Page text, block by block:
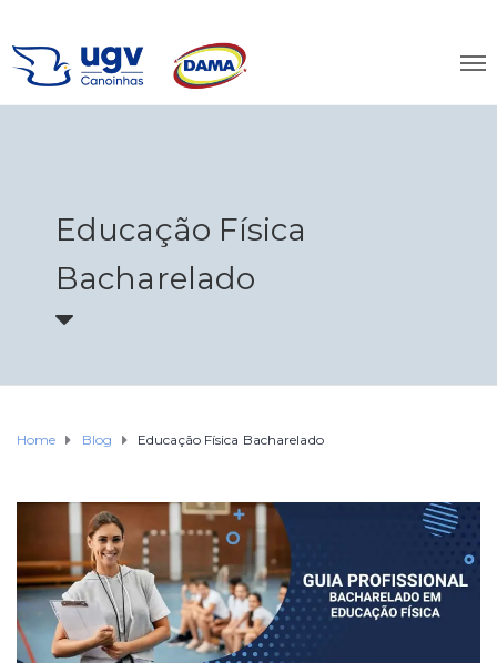
Educação Física
Bacharelado
Home Blog Educação Física Bacharelado